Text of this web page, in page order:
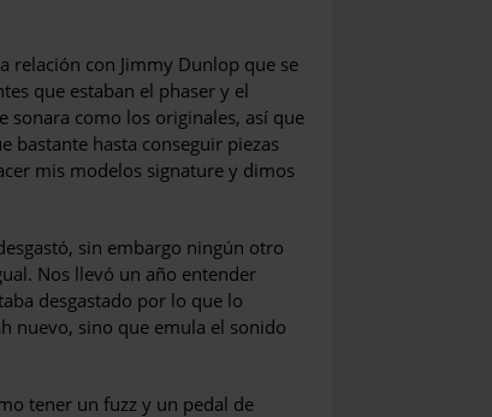
relación con Jimmy Dunlop que se
que estaban el phaser y el
sonara como los originales, así que
bastante hasta conseguir piezas
mis modelos signature y dimos
sin embargo ningún otro
Nos llevó un año entender
desgastado por lo que lo
nuevo, sino que emula el sonido
tener un fuzz y un pedal de